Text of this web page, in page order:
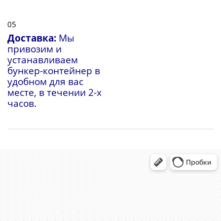
05
Доставка: Мы
привозим и
устанавливаем
бункер-контейнер в
удобном для вас
месте, в течении 2-х
часов.